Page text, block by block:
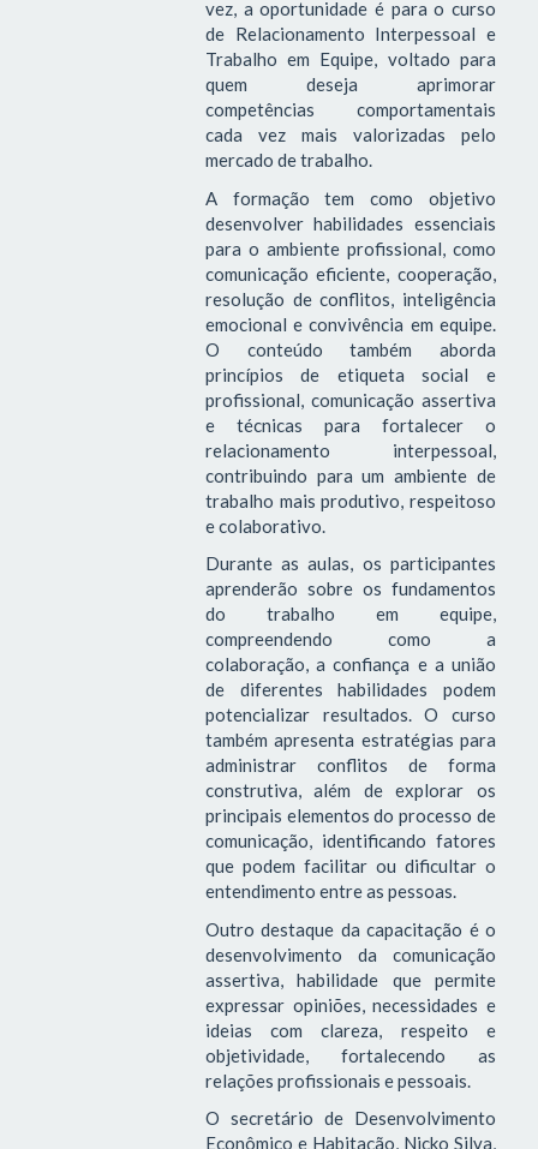
vez, a oportunidade é para o curso
de Relacionamento Interpessoal e
Trabalho em Equipe, voltado para
quem deseja aprimorar
competências comportamentais
cada vez mais valorizadas pelo
mercado de trabalho.
A formação tem como objetivo
desenvolver habilidades essenciais
para o ambiente profissional, como
comunicação eficiente, cooperação,
resolução de conflitos, inteligência
emocional e convivência em equipe.
O conteúdo também aborda
princípios de etiqueta social e
profissional, comunicação assertiva
e técnicas para fortalecer o
relacionamento interpessoal,
contribuindo para um ambiente de
trabalho mais produtivo, respeitoso
e colaborativo.
Durante as aulas, os participantes
aprenderão sobre os fundamentos
do trabalho em equipe,
compreendendo como a
colaboração, a confiança e a união
de diferentes habilidades podem
potencializar resultados. O curso
também apresenta estratégias para
administrar conflitos de forma
construtiva, além de explorar os
principais elementos do processo de
comunicação, identificando fatores
que podem facilitar ou dificultar o
entendimento entre as pessoas.
Outro destaque da capacitação é o
desenvolvimento da comunicação
assertiva, habilidade que permite
expressar opiniões, necessidades e
ideias com clareza, respeito e
objetividade, fortalecendo as
relações profissionais e pessoais.
O secretário de Desenvolvimento
Econômico e Habitação, Nicko Silva,